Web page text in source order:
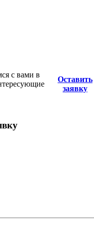
с вами в
Оставить
заявку